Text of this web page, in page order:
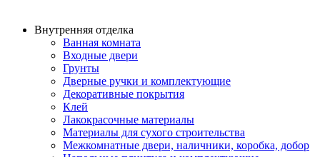
Внутренняя отделка
Ванная комната
Входные двери
Грунты
Дверные ручки и комплектующие
Декоративные покрытия
Клей
Лакокрасочные материалы
Материалы для сухого строительства
Межкомнатные двери, наличники, коробка, добор